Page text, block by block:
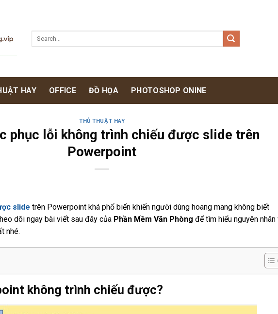
HAY OFFICE ĐỒ HỌA PHOTOSHOP ONINE
THỦ THUẬT HAY
phục lỗi không trình chiếu được slide trên
Powerpoint
slide trên Powerpoint khá phổ biến khiến người dùng hoang mang không biết
dõi ngay bài viết sau đây của Phần Mềm Văn Phòng để tìm hiểu nguyên nhân
nhé.
không trình chiếu được?